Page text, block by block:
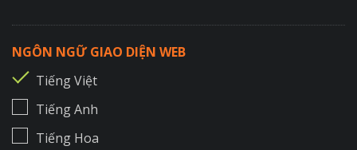
NGÔN NGỮ GIAO DIỆN WEB
Tiếng Việt
Tiếng Anh
Tiếng Hoa